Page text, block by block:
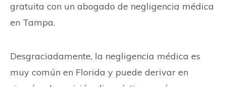
gratuita con un abogado de negligencia médica
en Tampa.
Desgraciadamente, la negligencia médica es
muy común en Florida y puede derivar en